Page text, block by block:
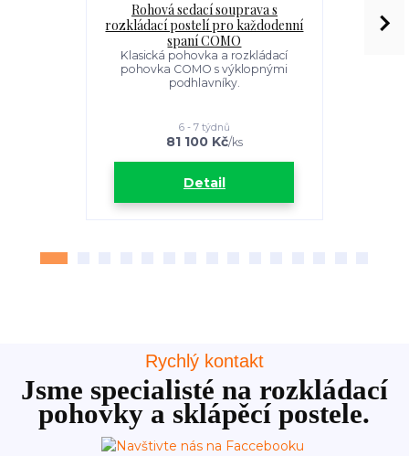
Rohová sedací souprava s
rozkládací postelí pro každodenní
spaní COMO
Klasická pohovka a rozkládací
pohovka COMO s výklopnými
podhlavníky.
81 100 Kč/ks
6 - 7 týdnů
Detail
Rychlý kontakt
Jsme specialisté na rozkládací
pohovky a sklápěcí postele.